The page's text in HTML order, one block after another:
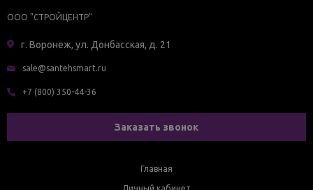
ООО "СТРОЙЦЕНТР"
г. Воронеж, ул. Донбасская, д. 21
sale@santehsmart.ru
+7 (800) 350-44-36
Заказать звонок
Главная